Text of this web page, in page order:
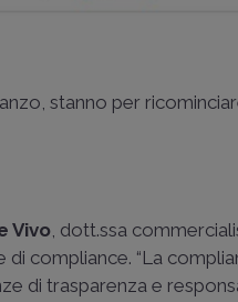
stanno per
Vivo , dott.ssa
di compliance. “La
di trasparenza e